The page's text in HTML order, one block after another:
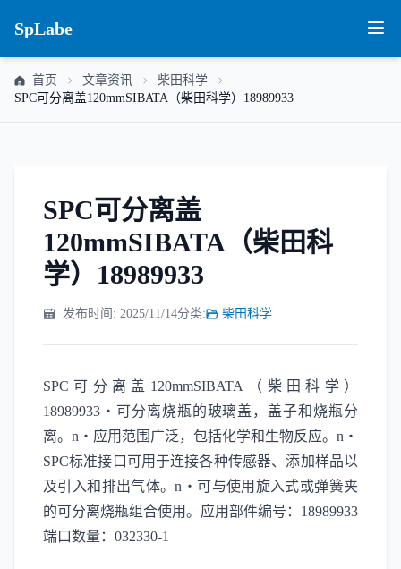
SpLabe
首页 文章资讯
柴田科学
SPC可分离盖120mmSIBATA（柴田科学）18989933
SPC可分离盖
120mmSIBATA（柴田科
学）18989933
发布时间: 2025/11/14分类: 柴田科学
SPC可分离盖120mmSIBATA（柴田科学）
18989933・可分离烧瓶的玻璃盖，盖子和烧瓶分
离。n・应用范围广泛，包括化学和生物反应。n・
SPC标准接口可用于连接各种传感器、添加样品以
及引入和排出气体。n・可与使用旋入式或弹簧夹
的可分离烧瓶组合使用。应用部件编号：18989933
端口数量：032330-1